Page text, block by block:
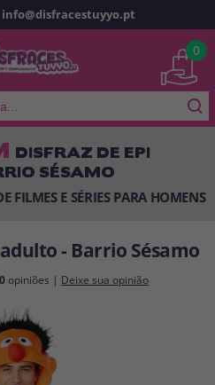
cliente
primeira vez
novo
loja virtual, verificar o status de seus
operações anteriores.
info@disfracestuyyo.pt
0
DISFRAZ DE EPI
SÉSAMO
FILMES E SÉRIES PARA HOMENS
- Barrio Sésamo
0 opiniões | Deixe sua opinião